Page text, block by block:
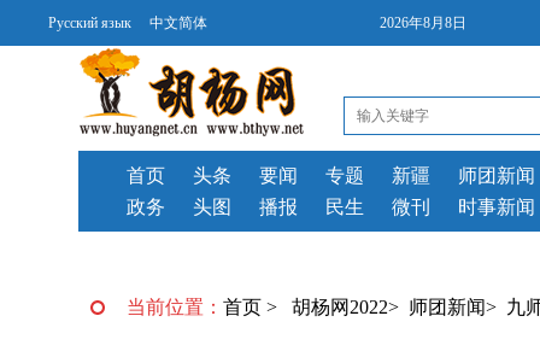
Русский язык 中文简体 2026年8月8日
首页 头条
要闻
政务
头图 播报
专题 新疆
师团新闻
民生
微刊 时事新闻
当前位置： 首页 > 胡杨网2022> 师团新闻> 九